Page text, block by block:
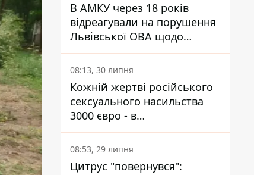
В АМКУ через 18 років
відреагували на порушення
Львівської ОВА щодо
харчування у закладах
освіти
08:13, 30 липня
Кожній жертві російського
сексуального насильства
3000 євро - в
Мінсоцполітики пояснили
Інформатору, звідки на це
гроші
08:53, 29 липня
Цитрус "повернувся":